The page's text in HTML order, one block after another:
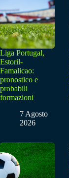
Liga Portugal,
Estoril-
Famalicao:
pronostico e
probabili
formazioni
7 Agosto
2026